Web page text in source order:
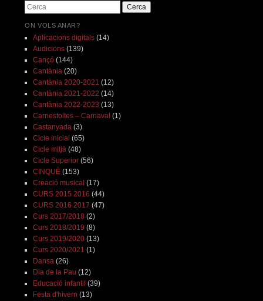
Cerca
ON VOLS ANAR?
Aplicacions digitals(14)
Audicions(139)
Cançó(144)
Cantània(20)
Cantània 2020-2021 (12)
Cantània 2021-2022 (14)
Cantània 2022-2023 (13)
Carnestoltes – Carnaval (1)
Castanyada(3)
Cicle inicial (65)
Cicle mitjà(48)
Cicle Superior(56)
CINQUÈ(153)
Creació musical (17)
CURS 2015 2016 (44)
CURS 2016 2017 (47)
Curs 2017/2018 (2)
Curs 2018/2019 (8)
Curs 2019/2020(13)
Curs 2020/2021 (1)
Dansa(26)
Dia de la Pau (12)
Educació infantil (39)
Festa d'hivern (13)